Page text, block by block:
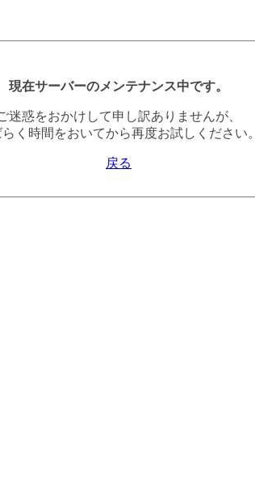
現在サーバーのメンテナンス中です。
迷惑をおかけして申し訳ありませんが、
らく時間をおいてから再度お試しください。
戻る